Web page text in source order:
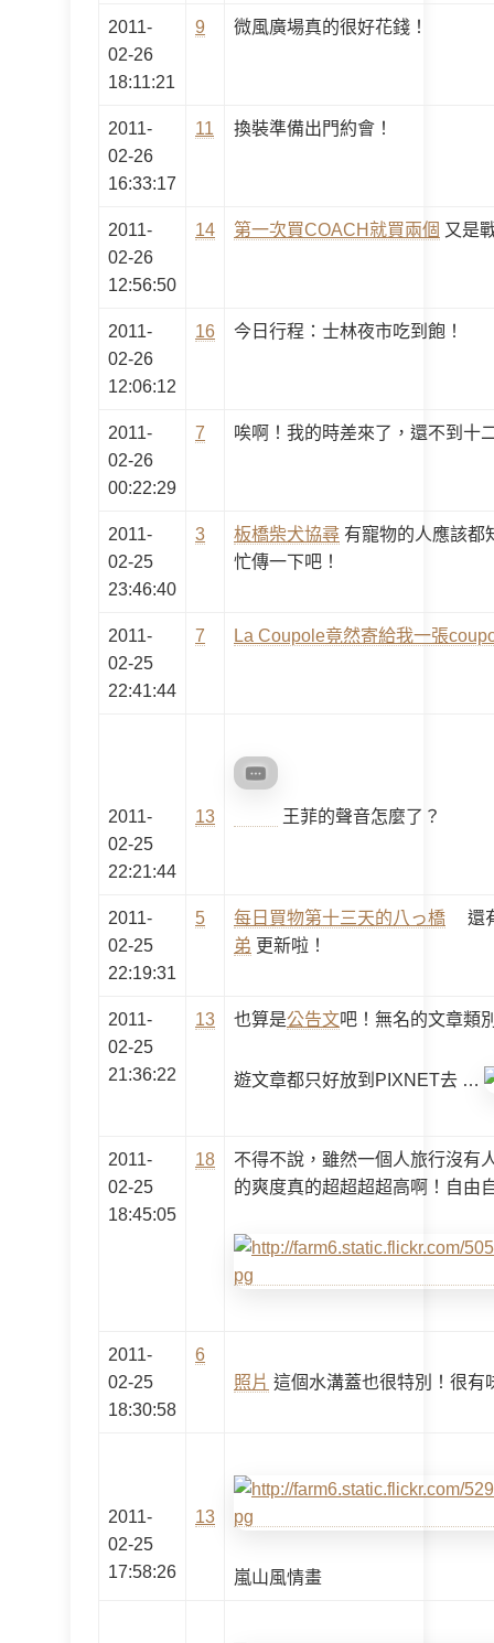
2011-
02-26
18:11:21
9 微風廣場真的很好花錢！
2011-
02-26
16:33:17
11 換裝準備出門約會！
2011-
02-26
12:56:50
14 第一次買COACH就買兩個 又是
2011-
02-26
12:06:12
16 今日行程：士林夜市吃到飽！
2011-
02-26
00:22:29
7 唉啊！我的時差來了，還不到十
2011-
02-25
23:46:40
3 板橋柴犬協尋 有寵物的人應該都
忙傳一下吧！
2011-
02-25
22:41:44
7 La Coupole竟然寄給我一張
2011-
02-25
22:21:44
13 王菲的聲音怎麼了？
2011-
02-25
22:19:31
5 每日買物第十三天的八っ橋 還
弟 更新啦！
2011-
02-25
21:36:22
13 也算是公告文吧！無名的文章類
遊文章都只好放到PIXNET去 …
2011-
02-25
18:45:05
18
不得不說，雖然一個人旅行沒有
的爽度真的超超超超高啊！自由
2011-
02-25
18:30:58
6
照片 這個水溝蓋也很特別！很有
2011-
02-25
17:58:26
13
嵐山風情畫